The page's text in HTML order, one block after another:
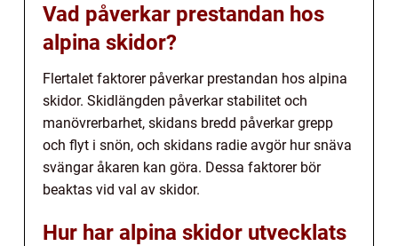
Vad påverkar prestandan hos
alpina skidor?
Flertalet faktorer påverkar prestandan hos alpina
skidor. Skidlängden påverkar stabilitet och
manövrerbarhet, skidans bredd påverkar grepp
och flyt i snön, och skidans radie avgör hur snäva
svängar åkaren kan göra. Dessa faktorer bör
beaktas vid val av skidor.
Hur har alpina skidor utvecklats